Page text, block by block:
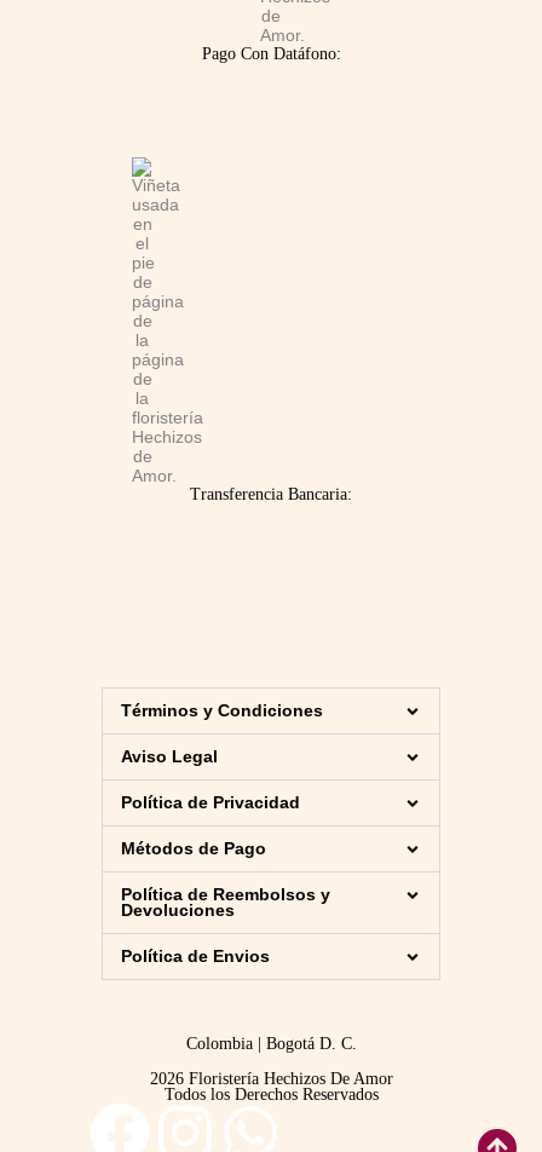
Pago Con Datáfono:
Transferencia Bancaria:
Términos y Condiciones
Aviso Legal
Política de Privacidad
Métodos de Pago
Política de Reembolsos y
Devoluciones
Política de Envios
Colombia | Bogotá D. C.
2026 Floristería Hechizos De Amor
Todos los Derechos Reservados
F I W